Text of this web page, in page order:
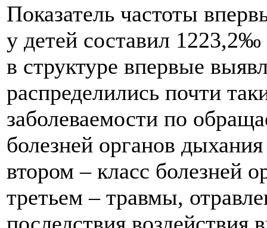
Показатель частоты
у детей составил
в структуре впервые
распределились почти
заболеваемости по
болезней органов
втором – класс болезней
третьем – травмы,